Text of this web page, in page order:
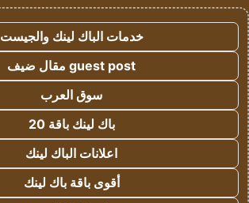
خدمات الباك لينك والجيست
guest post مقال ضيف
سوق العرب
باك لينك باقة 20
اعلانات الباك لينك
أقوى باقة باك لينك